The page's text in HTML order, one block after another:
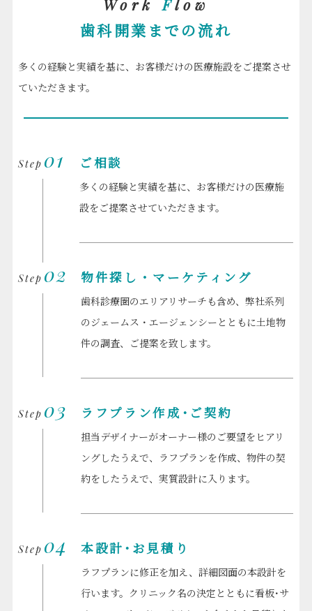
WorkFlow
歯科開業までの流れ
多くの経験と実績を基に、お客様だけの医療施設をご提案させ
ていただきます。
Step 01 ご相談
多くの経験と実績を基に、お客様だけの医療施
設をご提案させていただきます。
Step 02 物件探し・マーケティング
歯科診療圏のエリアリサーチも含め、弊社系列
のジェームス・エージェンシーとともに土地物
件の調査、ご提案を致します。
Step 03 ラフプラン作成･ご契約
担当デザイナーがオーナー様のご要望をヒアリ
ングしたうえで、ラフプランを作成、物件の契
約をしたうえで、実質設計に入ります。
Step 04 本設計･お見積り
ラフプランに修正を加え、詳細図面の本設計を
行います。クリニック名の決定とともに看板･サ